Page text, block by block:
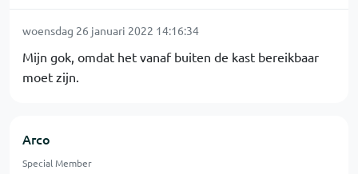
woensdag 26 januari 2022 14:16:34
Mijn gok, omdat het vanaf buiten de kast bereikbaar
moet zijn.
Arco
Special Member